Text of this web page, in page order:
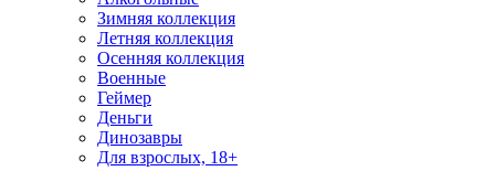
Зимняя коллекция
Летняя коллекция
Осенняя коллекция
Военные
Геймер
Деньги
Динозавры
Для взрослых, 18+